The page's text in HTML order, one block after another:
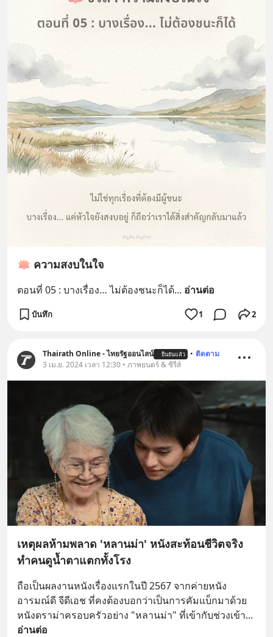
🪷 ความสงบในใจ
ตอนที่ 05 : บางเรื่อง… ไม่ต้องชนะก็ได้... อ่านต่อ
บันทึก 1 2
Thairath Online - ไทยรัฐออนไลน์ ยืนยันแล้ว • ติดตาม
3 เม.ย. 2024 เวลา 12:30 • ภาพยนตร์ & ซีรีส์
เหตุผลห้ามพลาด 'หลานม่า' หนังสะท้อนชีวิตจริง
ทำคนดูน้ำตาแตกทั้งโรง
ถือเป็นผลงานหนังเรื่องแรกในปี 2567 จากค่ายหนัง
อารมณ์ดี จีดีเอช ที่คงต้องบอกว่าเป็นการคัมแบ็กมาด้วย
หนังดราม่าครอบครัวอย่าง "หลานม่า" ที่เข้ากับช่วงเข้า
อ่านต่อ